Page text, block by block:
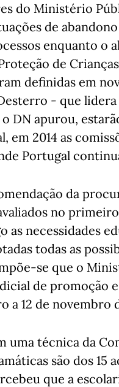
do Ministério
de
enquanto o
de
definidas em
- que
DN apurou,
em 2014 as
Portugal
da
no
as necessidades
todas as
se que o
de promoção
a 12 de novembro
uma técnica da
são dos 15
que a